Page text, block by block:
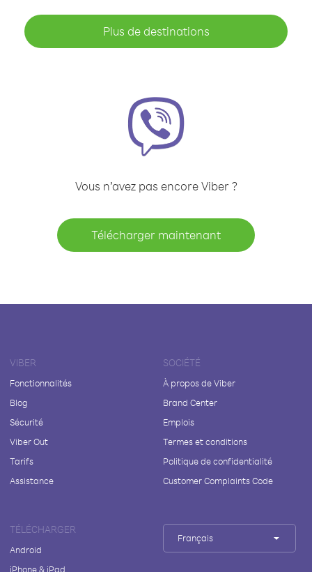
Plus de destinations
Vous n’avez pas encore Viber ?
Télécharger maintenant
VIBER
Fonctionnalités
Blog
Sécurité
Viber Out
Tarifs
Assistance
SOCIÉTÉ
À propos de Viber
Brand Center
Emplois
Termes et conditions
Politique de confidentialité
Customer Complaints Code
TÉLÉCHARGER
Android
iPhone & iPad
Français